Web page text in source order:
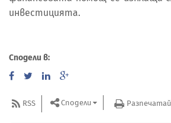
инвестицията.
Сподели в:
RSS Сподели Разпечатай